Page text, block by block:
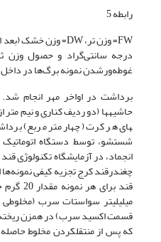
رابطه 5
غوطه‌ور­شدن نمونه برگ‌ها در
برداشت در اواخر مهر انجام
های هر کرت (چهار متر مربع)
شستشو، توسط دستگاه
انجماد، در آزمایشگاه تکنولوژی
چغندرقند کرج تجزیه کیفی
میلی­لیتر سواستات سرب
قسمت اکسید سرب) در هم­زن
که پس از منتقل­کردن مخلوط